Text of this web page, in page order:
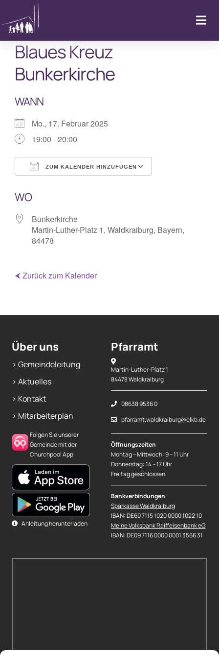
Inhalt
springen
LebenBegleiten
Blaues Kreuz
Bunkerkirche
WANN
Mo., 17. Februar 2025
19:00 - 20:00
ZUM KALENDER HINZUFÜGEN
WO
Bunkerkirche
Martin-Luther-Platz 1, Waldkraiburg, Bayern,
84478
⮜ Zurück zum Kalender
Über uns
> Gemeindeleitung
> Aktuelles
> Kontakt
> Mitarbeiterplan
Folgen Sie unserer
Gemeinde mit der
Churchpool App
Anleitung herunterladen
Pfarramt
Martin-Luther-Platz 1
84478 Waldkraiburg
08638 9536 0
pfarramt.waldkraiburg@elkb.de
Öffnungszeiten
Montag – Mittwoch: 9 – 11 Uhr
Donnerstag: 14 – 17 Uhr
Freitag geschlossen
Bankverbindungen
Sparkasse Waldkraiburg
IBAN: DE60 7115 1020 0000 1022 10
Meine Volksbank Raiffeisenbank eG
IBAN: DE09 7116 0000 0001 3566 31